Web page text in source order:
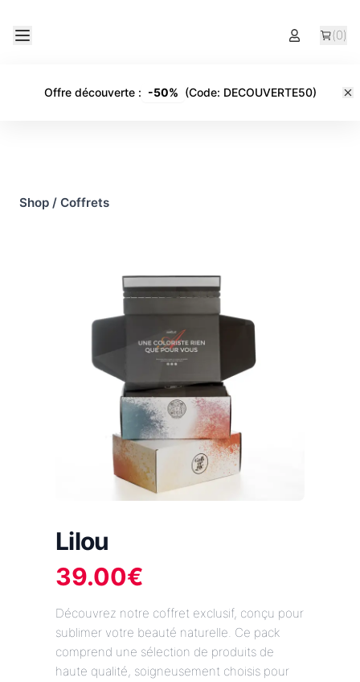
(0)
Offre découverte: -50% (Code: DECOUVERTE50)
Shop / Coffrets
Lilou
39.00€
Découvrez notre coffret exclusif, conçu pour
sublimer votre beauté naturelle. Ce pack
comprend une sélection de produits de
haute qualité, soigneusement choisis pour